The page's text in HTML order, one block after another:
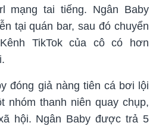
mạng tai tiếng. Ngân Baby
tại quán bar, sau đó chuyển
TikTok của cô có hơn
đóng giả nàng tiên cá bơi lội
nhóm thanh niên quay chụp,
hội. Ngân Baby được trả 5